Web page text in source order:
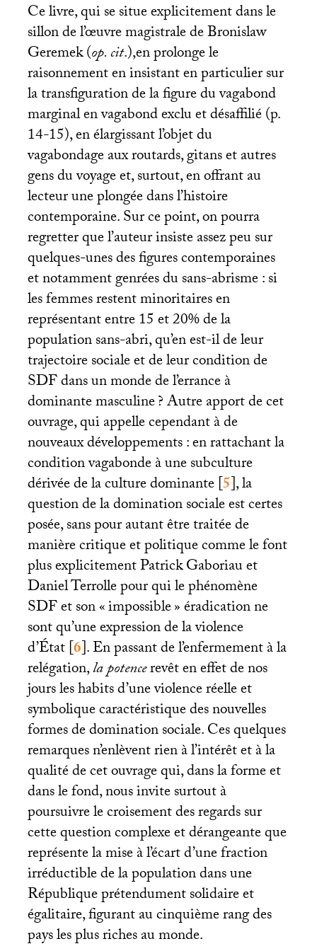
Ce livre, qui se situe explicitement dans le
sillon de l’œuvre magistrale de Bronislaw
Geremek (op. cit.),en prolonge le
raisonnement en insistant en particulier sur
la transfiguration de la figure du vagabond
marginal en vagabond exclu et désaffilié (p.
14-15), en élargissant l’objet du
vagabondage aux routards, gitans et autres
gens du voyage et, surtout, en offrant au
lecteur une plongée dans l’histoire
contemporaine. Sur ce point, on pourra
regretter que l’auteur insiste assez peu sur
quelques-unes des figures contemporaines
et notamment genrées du sans-abrisme : si
les femmes restent minoritaires en
représentant entre 15 et 20% de la
population sans-abri, qu’en est-il de leur
trajectoire sociale et de leur condition de
SDFdans un monde de l’errance à
dominante masculine? Autre apport de cet
ouvrage, qui appelle cependant à de
nouveaux développements : en rattachant la
condition vagabonde à une subculture
dérivée de la culture dominante[5], la
question de la domination sociale est certes
posée, sans pour autant être traitée de
manière critique et politique comme le font
plus explicitement Patrick Gaboriau et
Daniel Terrolle pour qui le phénomène
SDFet son «impossible» éradication ne
sont qu’une expression de la violence
d’État[6]. En passant de l’enfermement à la
relégation,la potencerevêt en effet de nos
jours les habits d’une violence réelle et
symbolique caractéristique des nouvelles
formes de domination sociale. Ces quelques
remarques n’enlèvent rien à l’intérêt et à la
qualité de cet ouvrage qui, dans la forme et
dans le fond, nous invite surtout à
poursuivre le croisement des regards sur
cette question complexe et dérangeante que
représente la mise à l’écart d’une fraction
irréductible de la population dans une
République prétendument solidaire et
égalitaire, figurant au cinquième rang des
pays les plus riches au monde.